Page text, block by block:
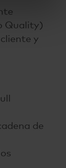
Quality)
y
de